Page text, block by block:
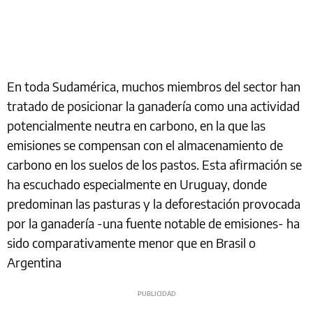
En toda Sudamérica, muchos miembros del sector han
tratado de posicionar la ganadería como una actividad
potencialmente neutra en carbono, en la que las
emisiones se compensan con el almacenamiento de
carbono en los suelos de los pastos. Esta afirmación se
ha escuchado especialmente en Uruguay, donde
predominan las pasturas y la deforestación provocada
por la ganadería -una fuente notable de emisiones- ha
sido comparativamente menor que en Brasil o
Argentina